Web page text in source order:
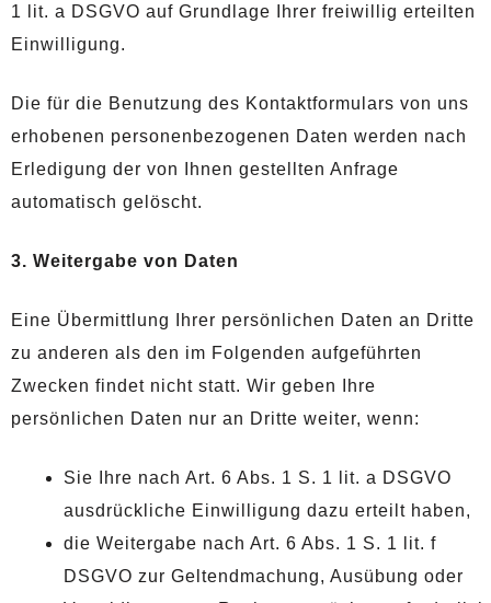
1 lit. a DSGVO auf Grundlage Ihrer freiwillig erteilten
Einwilligung.
Die für die Benutzung des Kontaktformulars von uns
erhobenen personenbezogenen Daten werden nach
Erledigung der von Ihnen gestellten Anfrage
automatisch gelöscht.
3. Weitergabe von Daten
Eine Übermittlung Ihrer persönlichen Daten an Dritte
zu anderen als den im Folgenden aufgeführten
Zwecken findet nicht statt. Wir geben Ihre
persönlichen Daten nur an Dritte weiter, wenn:
Sie Ihre nach Art. 6 Abs. 1 S. 1 lit. a DSGVO
ausdrückliche Einwilligung dazu erteilt haben,
die Weitergabe nach Art. 6 Abs. 1 S. 1 lit. f
DSGVO zur Geltendmachung, Ausübung oder